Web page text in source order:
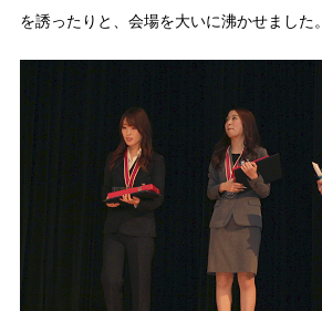
を誘ったりと、会場を大いに沸かせました。